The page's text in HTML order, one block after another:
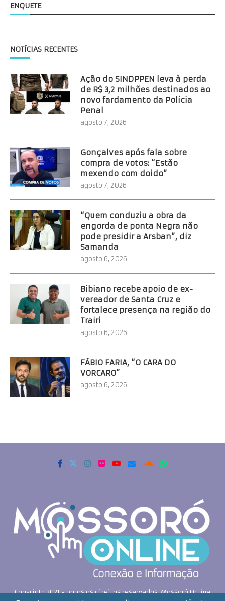
ENQUETE
NOTÍCIAS RECENTES
Ação do SINDPPEN leva à perda
de R$ 3,2 milhões destinados ao
novo fardamento da Polícia
Penal
agosto 7, 2026
Gonçalves após fala sobre
compra de votos: “Estão
mexendo com doido”
agosto 7, 2026
“Quem conduziu a obra da
engorda de ponta Negra não
pode presidir a Arsban”, diz
Samanda
agosto 6, 2026
Bibiano recebe apoio de ex-
vereador de Santa Cruz e
fortalece presença na região do
Trairi
agosto 6, 2026
FÁBIO FARIA, “O CARA DO
VORCARO”
agosto 6, 2026
Copyrigth 2021 - Todos os direitos reservados. Mossoró Online